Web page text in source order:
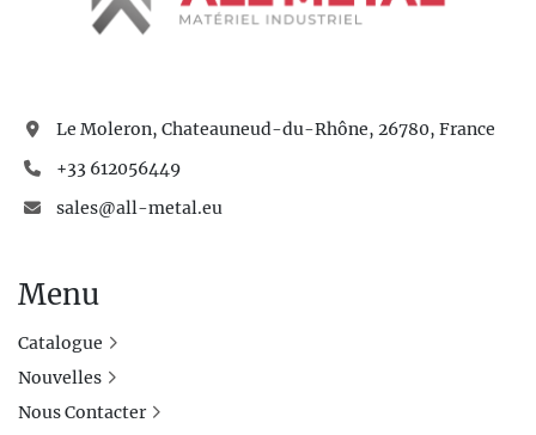
Commande hydraulique puissante et
fiable
l’alimentation des lignes
Le Moleron, Chateauneud-du-Rhône, 26780, France
+33 612056449
sales@all-metal.eu
Menu
Catalogue
Nouvelles
Nous Contacter